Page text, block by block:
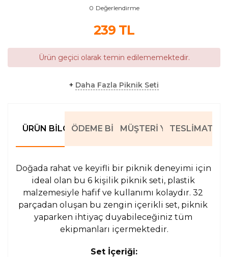
0 Değerlendirme
239 TL
Ürün geçici olarak temin edilememektedir.
+ Daha Fazla Piknik Seti
ÜRÜN BILGILERIÖDEME BILGILERIMÜŞTERI YORUMLARI
TESLIMAT
Doğada rahat ve keyifli bir piknik deneyimi için
ideal olan bu 6 kişilik piknik seti, plastik
malzemesiyle hafif ve kullanımı kolaydır. 32
parçadan oluşan bu zengin içerikli set, piknik
yaparken ihtiyaç duyabileceğiniz tüm
ekipmanları içermektedir.
Set İçeriği: